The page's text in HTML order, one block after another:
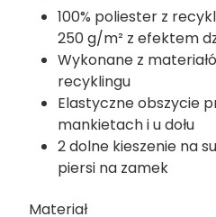
100% poliester z
250 g/m² z efektem
Wykonane z
recyklingu
Elastyczne obszycie
mankietach i u dołu
2 dolne kieszenie na
piersi na zamek
Materiał